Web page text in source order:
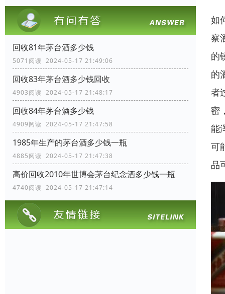
回收81年茅台酒多少钱
5071阅读 2024-05-17 21:49:06
回收83年茅台酒多少钱回收
4903阅读 2024-05-17 21:48:17
回收84年茅台酒多少钱
4909阅读 2024-05-17 21:47:58
1985年生产的茅台酒多少钱一瓶
4885阅读 2024-05-17 21:47:38
高价回收2010年世博会茅台纪念酒多少钱一瓶
4740阅读 2024-05-17 21:47:14
如
察
的
的
者
密
能
可
品